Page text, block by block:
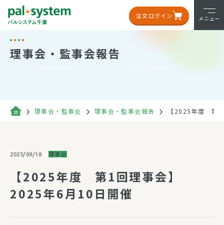
注文ログイン メニュー
理事会・監事会報告
理事会・監事会 理事会・監事会報告 【2025年度 第1
2025/09/18 理事会
【2025年度 第1回理事会】
2025年6月10日開催